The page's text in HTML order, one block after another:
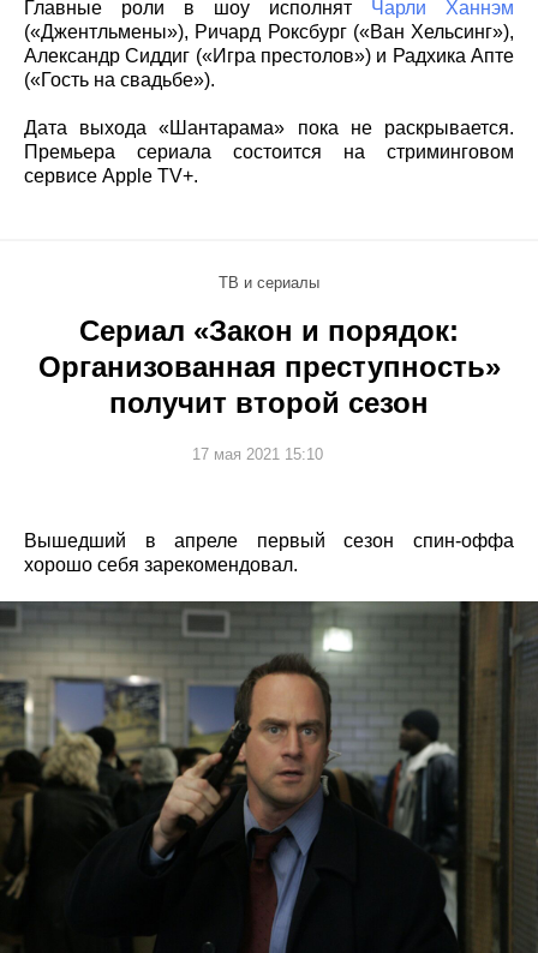
Главные роли в шоу исполнят Чарли Ханнэм
(«Джентльмены»), Ричард Роксбург («Ван Хельсинг»),
Александр Сиддиг («Игра престолов») и Радхика Апте
(«Гость на свадьбе»).
Дата выхода «Шантарама» пока не раскрывается.
Премьера сериала состоится на стриминговом
сервисе Apple TV+.
ТВ и сериалы
Сериал «Закон и порядок:
Организованная преступность»
получит второй сезон
17 мая 2021 15:10
Вышедший в апреле первый сезон спин-оффа
хорошо себя зарекомендовал.